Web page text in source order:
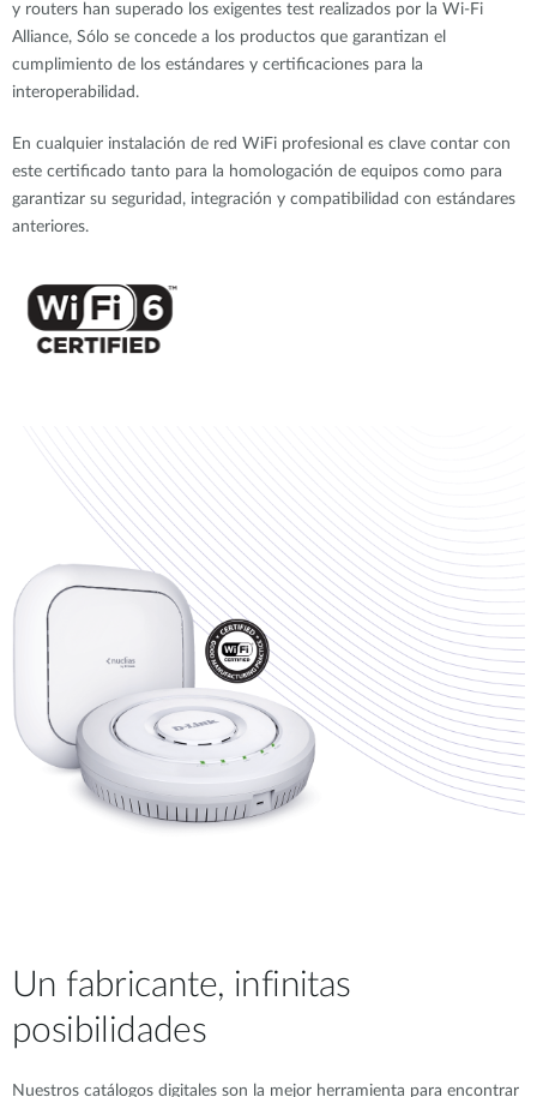
y routers han superado los exigentes test realizados por la Wi-Fi
Alliance, Sólo se concede a los productos que garantizan el
cumplimiento de los estándares y certificaciones para la
interoperabilidad.
En cualquier instalación de red WiFi profesional es clave contar con
este certificado tanto para la homologación de equipos como para
garantizar su seguridad, integración y compatibilidad con estándares
anteriores.
Un fabricante, infinitas
posibilidades
Nuestros catálogos digitales son la mejor herramienta para encontrar